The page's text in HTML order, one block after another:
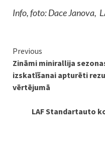
Info, foto: Dace Janova,
Continue
Reading
Previous
Zināmi minirallija
izskatīšanai apturēti
vērtējumā
LAF Standartauto